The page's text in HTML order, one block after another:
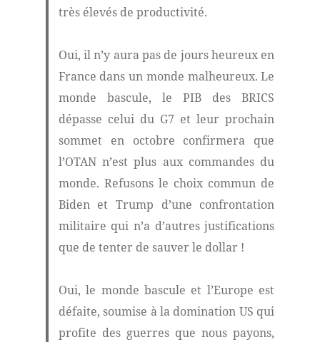
très élevés de productivité.
Oui, il n’y aura pas de jours heureux en
France dans un monde malheureux. Le
monde bascule, le PIB des BRICS
dépasse celui du G7 et leur prochain
sommet en octobre confirmera que
l’OTAN n’est plus aux commandes du
monde. Refusons le choix commun de
Biden et Trump d’une confrontation
militaire qui n’a d’autres justifications
que de tenter de sauver le dollar !
Oui, le monde bascule et l’Europe est
défaite, soumise à la domination US qui
profite des guerres que nous payons,